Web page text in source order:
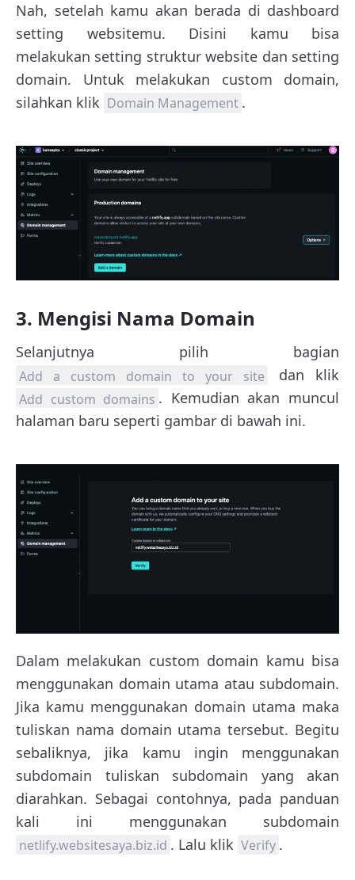
Nah, setelah kamu akan berada di dashboard
setting websitemu. Disini kamu bisa
melakukan setting struktur website dan setting
domain. Untuk melakukan custom domain,
silahkan klik Domain Management .
3. Mengisi Nama Domain
Selanjutnya pilih bagian
Add a custom domain to your site dan klik
Add custom domains . Kemudian akan muncul
halaman baru seperti gambar di bawah ini.
Dalam melakukan custom domain kamu bisa
menggunakan domain utama atau subdomain.
Jika kamu menggunakan domain utama maka
tuliskan nama domain utama tersebut. Begitu
sebaliknya, jika kamu ingin menggunakan
subdomain tuliskan subdomain yang akan
diarahkan. Sebagai contohnya, pada panduan
kali ini menggunakan subdomain
netlify.websitesaya.biz.id . Lalu klik Verify .